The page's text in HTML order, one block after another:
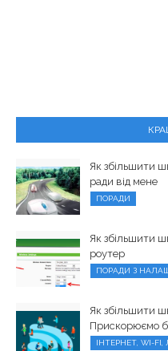
Як збільшити
ради від мене
ПОРАДИ
Як збільшити
роутер
ПОРАДИ З
Як збільшити
Прискорюємо
ІНТЕРНЕТ, WI-